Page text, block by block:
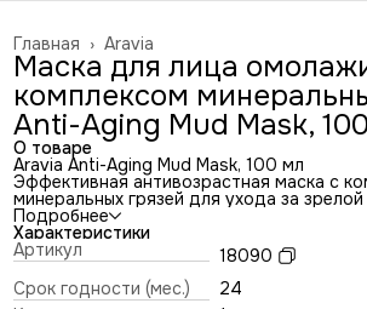
Aravia
Главная ›
Маска для лица
комплексом
Anti-Aging Mud Mask,
О товаре
Aravia Anti-Aging Mud Mask, 100 мл
Эффективная антивозрастная маска с
минеральных грязей для ухода за
себе глубоко очищающий и
Комплекс минеральных грязей
действие, улучшает клеточную
процессы старения. Сочетание
смородины успокаивает кожу, при этом
увлажнённость, питает и смягчает кожу.
Подробнее
Характеристики
Артикул
18090
Срок годности (мес.)
24